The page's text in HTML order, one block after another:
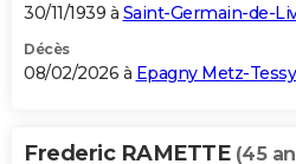
30/11/1939 à Saint-Germain-de-
Décès
08/02/2026 à Epagny Metz-Tessy
Frederic RAMETTE (45